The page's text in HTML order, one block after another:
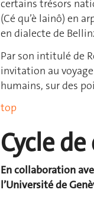
certains trésors
(Cé qu’è lainô) en
en dialecte de
Par son intitulé de
invitation au
humains, sur des
top
Cycle
En collaboration
l’Université de